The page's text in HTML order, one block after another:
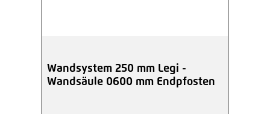
Wandsystem 250 mm Legi -
Wandsäule 0600 mm Endpfosten